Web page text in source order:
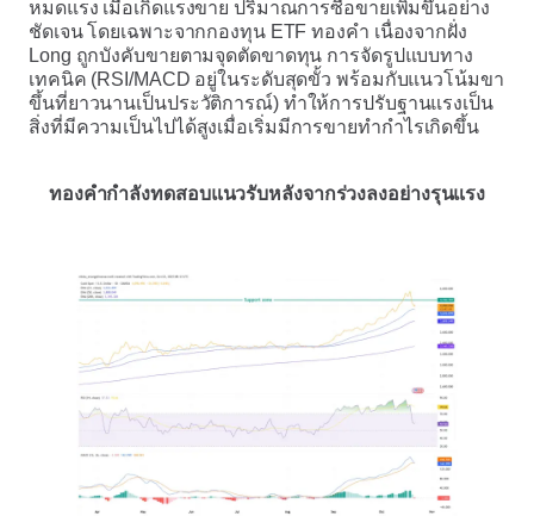
หมดแรง เมื่อเกิดแรงขาย ปริมาณการซื้อขายเพิ่มขึ้นอย่าง
ชัดเจน โดยเฉพาะจากกองทุน ETF ทองคำ เนื่องจากฝั่ง
Long ถูกบังคับขายตามจุดตัดขาดทุน การจัดรูปแบบทาง
เทคนิค (RSI/MACD อยู่ในระดับสุดขั้ว พร้อมกับแนวโน้มขา
ขึ้นที่ยาวนานเป็นประวัติการณ์) ทำให้การปรับฐานแรงเป็น
สิ่งที่มีความเป็นไปได้สูงเมื่อเริ่มมีการขายทำกำไรเกิดขึ้น
ทองคำกำลังทดสอบแนวรับหลังจากร่วงลงอย่างรุนแรง